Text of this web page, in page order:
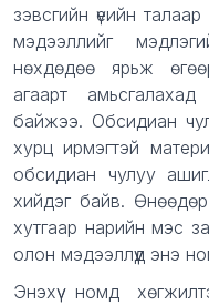
зэвсгийн үеийн
мэдээллийг
нөхдөдөө ярьж
агаарт
байжээ. Обсидиан
хурц ирмэгтэй
обсидиан чулуу
хийдэг байв.
хутгаар нарийн мэс
олон мэдээллүүд энэ
Энэхүү номд